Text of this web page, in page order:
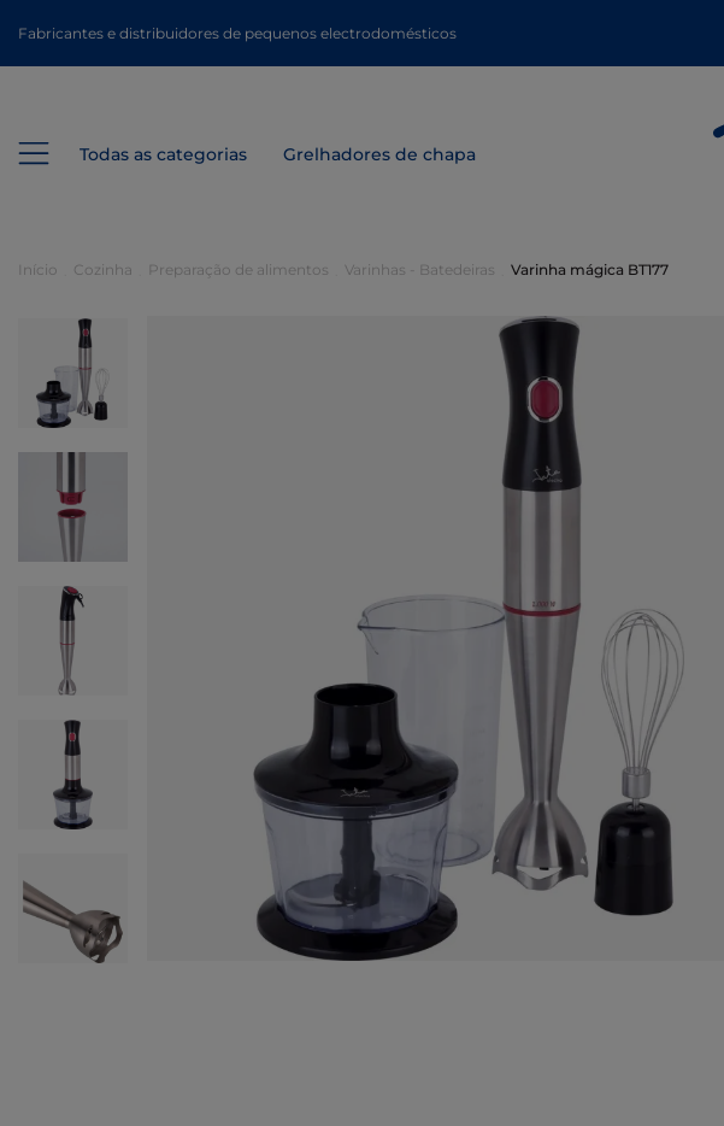
Fabricantes e distribuidores de pequenos electrodomésticos
Todas as categorias Grelhadores de chapa
Início Cozinha Preparação de alimentos Varinhas - Batedeiras Varinha mágica BT177